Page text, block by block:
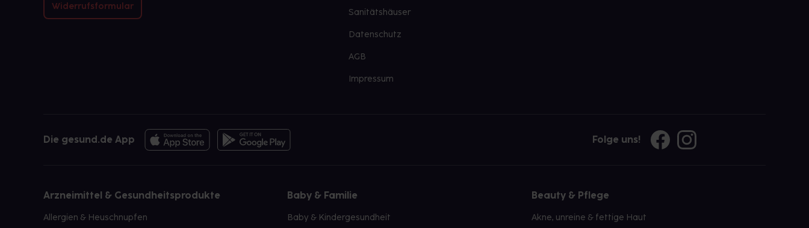
Widerrufsformular
Sanitätshäuser
Datenschutz
AGB
Impressum
Die gesund.de App Folge uns!
Arzneimittel & Gesundheitsprodukte
Allergien & Heuschnupfen
Baby & Familie
Baby & Kindergesundheit
Beauty & Pflege
Akne, unreine & fettige Haut